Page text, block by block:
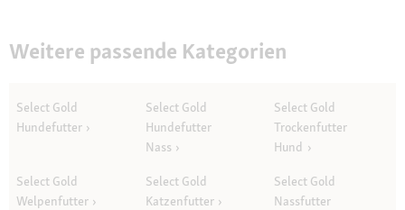
Weitere passende Kategorien
Select Gold
Hundefutter
Select Gold
Hundefutter
Nass
Select Gold
Trockenfutter
Hund
Select Gold
Welpenfutter
Select Gold
Katzenfutter
Select Gold
Nassfutter